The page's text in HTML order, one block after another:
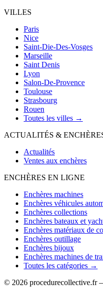
VILLES
Paris
Nice
Saint-Die-Des-Vosges
Marseille
Saint Denis
Lyon
Salon-De-Provence
Toulouse
Strasbourg
Rouen
Toutes les villes →
ACTUALITÉS &
Actualités
Ventes aux enchères
ENCHÈRES EN LIGNE
Enchères machines
Enchères véhicules
Enchères collections
Enchères bateaux et
Enchères matériaux de
Enchères outillage
Enchères bijoux
Enchères machines de
Toutes les catégories →
© 2026 procedurecollective.fr